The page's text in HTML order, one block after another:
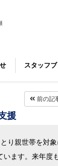
スタッフ
前の記
援
り親世帯を対
ます。来年度